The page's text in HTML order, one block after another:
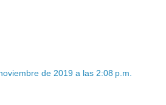
noviembre de 2019 a las 2:08 p.m.